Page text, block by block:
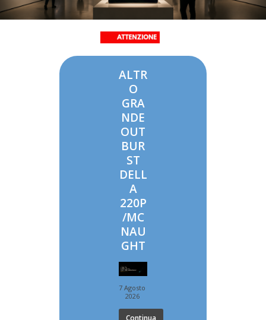
ALTR
O
GRA
NDE
OUT
BUR
ST
DELL
A
220P
/MC
NAU
GHT
7 Agosto
2026
Continua